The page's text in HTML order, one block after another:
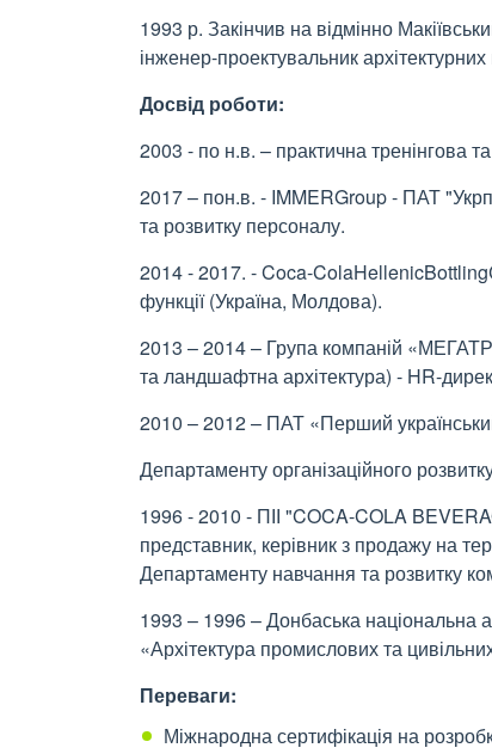
1993 р. Закінчив на відмінно
інженер-проектувальник архітектурних
Досвід роботи:
2003 - по н.в. – практична тренінгова
2017 – пон.в. - IMMERGroup - ПАТ
та розвитку персоналу.
2014 - 2017. - Coca-
функції (Україна, Молдова).
2013 – 2014 – Група компаній
та ландшафтна архітектура) - HR-
2010 – 2012 – ПАТ «Перший
Департаменту організаційного
1996 - 2010 - ПІІ "COCA-COLA
представник, керівник з продажу на
Департаменту навчання та розвитку
1993 – 1996 – Донбаська національна
«Архітектура промислових та
Переваги:
Міжнародна сертифікація на